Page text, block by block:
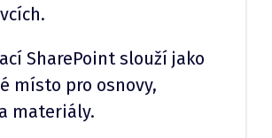
SharePoint slouží jako
místo pro osnovy,
materiály.